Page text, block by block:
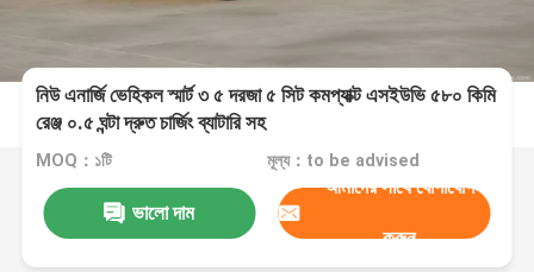
নিউ এনার্জি ভেহিকল স্মার্ট ৩ ৫ দরজা ৫ সিট কমপ্যাক্ট এসইউভি ৫৮০ কিমি
রেঞ্জ ০.৫ ঘন্টা দ্রুত চার্জিং ব্যাটারি সহ
MOQ：১টি মূল্য：to be advised
ভালো দাম
আমাদের সাথে যোগাযোগ
করুন